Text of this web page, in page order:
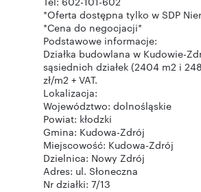
*Oferta dostępna tylko w SDP
*Cena do negocjacji*
Podstawowe informacje:
Działka budowlana w Kudowie-
sąsiednich działek (2404 m2 i
zł/m2 + VAT.
Lokalizacja:
Województwo: dolnośląskie
Powiat: kłodzki
Gmina: Kudowa-Zdrój
Miejscowość: Kudowa-Zdrój
Dzielnica: Nowy Zdrój
Adres: ul. Słoneczna
Nr działki: 7/13